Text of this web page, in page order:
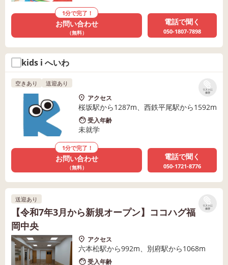
1分で完了！
お問い合わせ
（無料）
電話で聞く
050-1807-7898
kids i へいわ
リストに
保存
空きあり 送迎あり
アクセス
桜坂駅から1287m、西鉄平尾駅から1592m
受入年齢
未就学
1分で完了！
お問い合わせ
（無料）
電話で聞く
050-1721-8776
リストに
保存
送迎あり
【令和7年3月から新規オープン】ココハグ福
岡中央
アクセス
六本松駅から992m、別府駅から1068m
受入年齢